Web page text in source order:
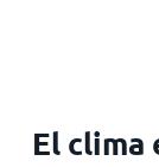
El clima